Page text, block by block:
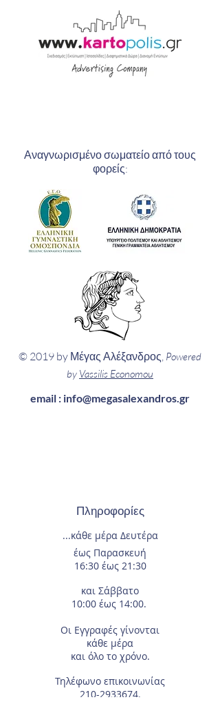
Αναγνωρισμένο σωματείο από τους
φορείς:
© 2019 by Μέγας Αλέξανδρος, Powered
by Vassilis Economou
email : info@megasalexandros.gr
Πληροφορίες
...κάθε μέρα Δευτέρα
έως Παρασκευή
16:30 έως 21:30
και Σάββατο
10:00 έως 14:00.
Οι Εγγραφές γίνονται
κάθε μέρα
και όλο το χρόνο.
Τηλέφωνο επικοινωνίας
210-2933674.